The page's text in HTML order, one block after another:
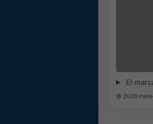
El
© 2026